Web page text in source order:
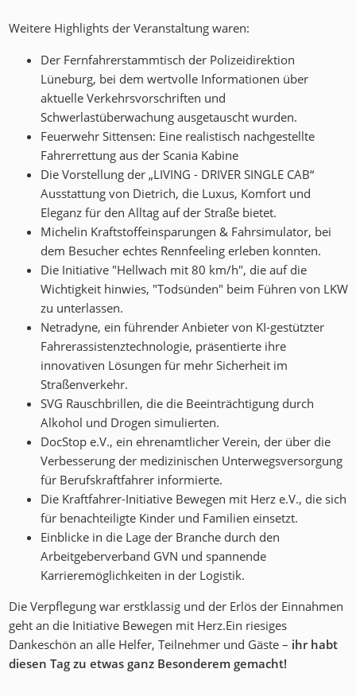
Weitere Highlights der Veranstaltung waren:
Der Fernfahrerstammtisch der Polizeidirektion
Lüneburg, bei dem wertvolle Informationen über
aktuelle Verkehrsvorschriften und
Schwerlastüberwachung ausgetauscht wurden.
Feuerwehr Sittensen: Eine realistisch nachgestellte
Fahrerrettung aus der Scania Kabine
Die Vorstellung der „LIVING - DRIVER SINGLE CAB“
Ausstattung von Dietrich, die Luxus, Komfort und
Eleganz für den Alltag auf der Straße bietet.
Michelin Kraftstoffeinsparungen & Fahrsimulator, bei
dem Besucher echtes Rennfeeling erleben konnten.
Die Initiative "Hellwach mit 80 km/h", die auf die
Wichtigkeit hinwies, "Todsünden" beim Führen von LKW
zu unterlassen.
Netradyne, ein führender Anbieter von KI-gestützter
Fahrerassistenztechnologie, präsentierte ihre
innovativen Lösungen für mehr Sicherheit im
Straßenverkehr.
SVG Rauschbrillen, die die Beeinträchtigung durch
Alkohol und Drogen simulierten.
DocStop e.V., ein ehrenamtlicher Verein, der über die
Verbesserung der medizinischen Unterwegsversorgung
für Berufskraftfahrer informierte.
Die Kraftfahrer-Initiative Bewegen mit Herz e.V., die sich
für benachteiligte Kinder und Familien einsetzt.
Einblicke in die Lage der Branche durch den
Arbeitgeberverband GVN und spannende
Karrieremöglichkeiten in der Logistik.
Die Verpflegung war erstklassig und der Erlös der Einnahmen
geht an die Initiative Bewegen mit Herz.Ein riesiges
Dankeschön an alle Helfer, Teilnehmer und Gäste – ihr habt
diesen Tag zu etwas ganz Besonderem gemacht!